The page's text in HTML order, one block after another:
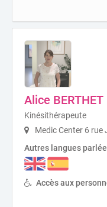
Alice BERTHET
Kinésithérapeute
Medic Center 6
Autres langues
Accès aux